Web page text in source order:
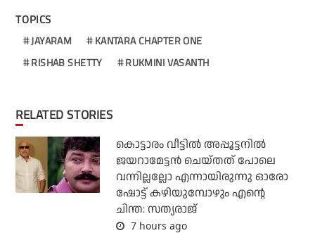
TOPICS
JAYARAM
KANTARA CHAPTER ONE
RISHAB SHETTY
RUKMINI VASANTH
RELATED STORIES
കൊട്ടാരം വീട്ടില്‍ അപ്പൂട്ടനില്‍
ജയറാമേട്ടന്‍ ചെയ്തത് പോലെ
വന്നില്ലല്ലോ എന്നായിരുന്നു ഓരോ
ഷോട്ട് കഴിയുമ്പോഴും എന്റെ
ചിന്ത: സത്യരാജ്
7 hours ago